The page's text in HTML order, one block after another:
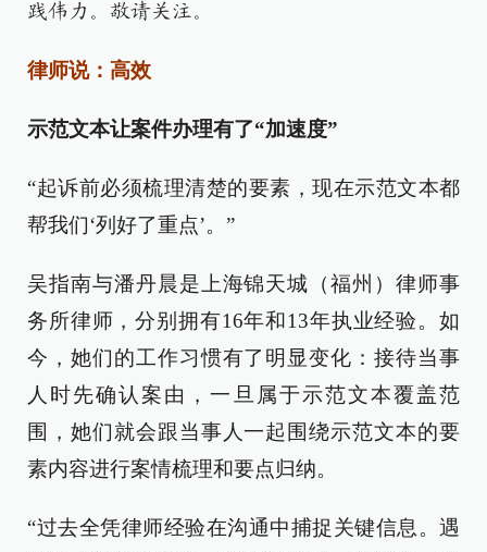
践伟力。敬请关注。
律师说：高效
示范文本让案件办理有了“加速度”
“起诉前必须梳理清楚的要素，现在示范文本都
帮我们‘列好了重点’。”
吴指南与潘丹晨是上海锦天城（福州）律师事
务所律师，分别拥有16年和13年执业经验。如
今，她们的工作习惯有了明显变化：接待当事
人时先确认案由，一旦属于示范文本覆盖范
围，她们就会跟当事人一起围绕示范文本的要
素内容进行案情梳理和要点归纳。
“过去全凭律师经验在沟通中捕捉关键信息。遇